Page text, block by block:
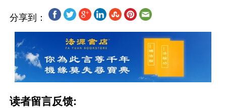
分享到：
读者留言反馈: